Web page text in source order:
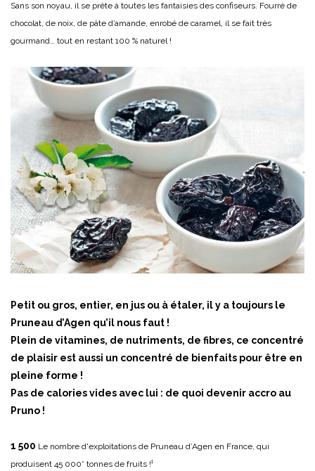
Sans son noyau, il se prête à toutes les fantaisies des confiseurs. Fourré de
chocolat, de noix, de pâte d’amande, enrobé de caramel, il se fait très
gourmand… tout en restant 100 % naturel !
Petit ou gros, entier, en jus ou à étaler, il y a toujours le
Pruneau d’Agen qu’il nous faut !
Plein de vitamines, de nutriments, de fibres, ce concentré
de plaisir est aussi un concentré de bienfaits pour être en
pleine forme !
Pas de calories vides avec lui : de quoi devenir accro au
Pruno !
1 500 Le nombre d'exploitations de Pruneau d’Agen en France, qui
produisent 45 000* tonnes de fruits !¹